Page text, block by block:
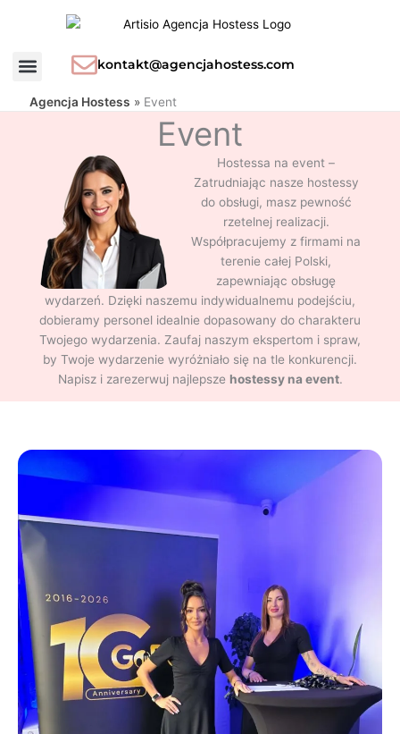
kontakt@agencjahostess.com
Agencja Hostess » Event
Event
Hostessa na event –
Zatrudniając nasze hostessy
do obsługi, masz pewność
rzetelnej realizacji.
Współpracujemy z firmami na
terenie całej Polski,
zapewniając obsługę
wydarzeń. Dzięki naszemu indywidualnemu podejściu,
dobieramy personel idealnie dopasowany do charakteru
Twojego wydarzenia. Zaufaj naszym ekspertom i spraw,
by Twoje wydarzenie wyróżniało się na tle konkurencji.
Napisz i zarezerwuj najlepsze hostessy na event.
Obsługa
jubileuszu
w
Krakowie
s